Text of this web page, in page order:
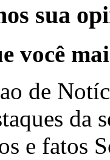
sua
você
de
da
e fatos